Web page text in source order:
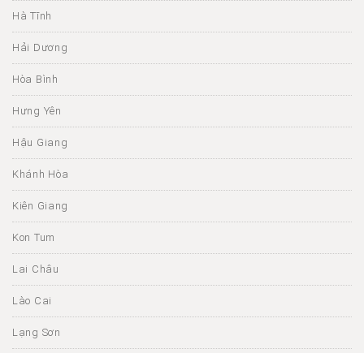
Hà Tĩnh
Hải Dương
Hòa Bình
Hưng Yên
Hậu Giang
Khánh Hòa
Kiên Giang
Kon Tum
Lai Châu
Lào Cai
Lạng Sơn